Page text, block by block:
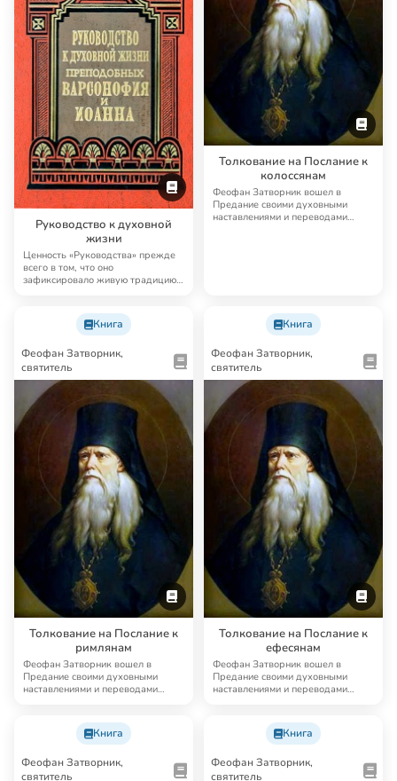
Руководство к духовной
жизни
Ценность «Руководства» прежде
всего в том, что оно
зафиксировало живую традицию
Толкование на Послание к
колоссянам
Феофан Затворник вошел в
Предание своими духовными
наставлениями и переводами
Книга
Феофан Затворник,
святитель
Толкование на Послание к
римлянам
Феофан Затворник вошел в
Предание своими духовными
наставлениями и переводами
Книга
Феофан Затворник,
святитель
Толкование на Послание к
ефесянам
Феофан Затворник вошел в
Предание своими духовными
наставлениями и переводами
Книга
Феофан Затворник,
святитель
Книга
Феофан Затворник,
святитель